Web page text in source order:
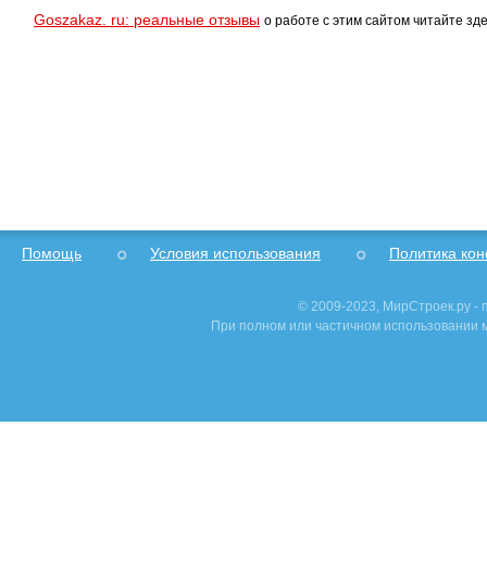
Goszakaz. ru: реальные отзывы о работе с этим сайтом читайте
Помощь Условия использования Политика
© 2009-2023, МирСтроек.ру -
При полном или частичном использовании